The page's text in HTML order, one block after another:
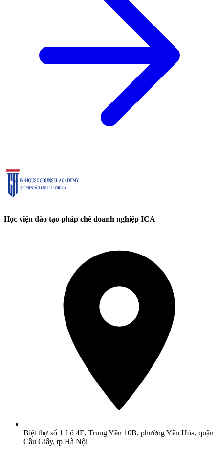
Học viện đào tạo pháp chế doanh nghiệp ICA
Biệt thự số 1 Lô 4E, Trung Yên 10B, phường Yên Hòa, quận
Cầu Giấy, tp Hà Nội